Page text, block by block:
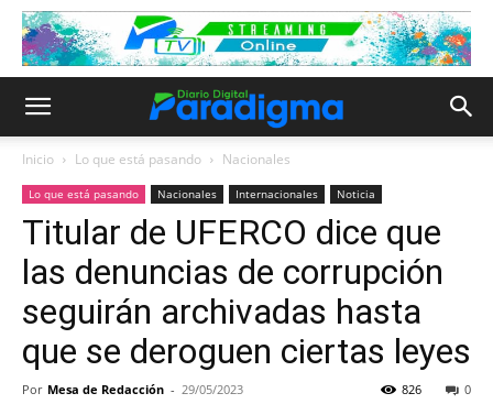
Inicio Lo que está pasando Nacionales
Lo que está pasando Nacionales Internacionales Noticia
Titular de UFERCO dice que
las denuncias de corrupción
seguirán archivadas hasta
que se deroguen ciertas leyes
Por Mesa de Redacción - 29/05/2023 0
826